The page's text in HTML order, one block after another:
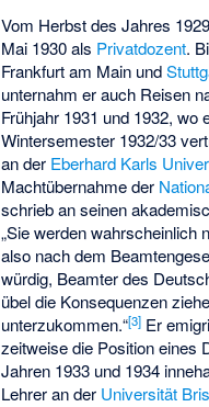
Vom Herbst des Jahres
Mai 1930 als Privatdozent.
Frankfurt am Main und
unternahm er auch Reisen
Frühjahr 1931 und 1932, wo
Wintersemester 1932/33
an der Eberhard Karls
Machtübernahme der
schrieb an seinen
„Sie werden wahrscheinlich
also nach dem
würdig, Beamter des
übel die Konsequenzen
unterzukommen.“[3] Er
zeitweise die Position eines
Jahren 1933 und 1934
Lehrer an der Universität